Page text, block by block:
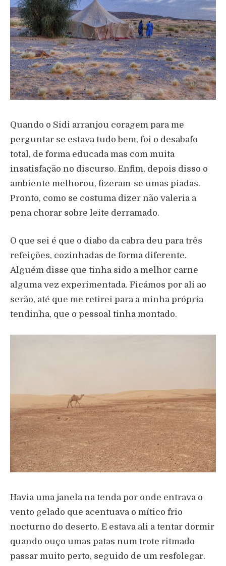
Quando o Sidi arranjou coragem para me
perguntar se estava tudo bem, foi o desabafo
total, de forma educada mas com muita
insatisfação no discurso. Enfim, depois disso o
ambiente melhorou, fizeram-se umas piadas.
Pronto, como se costuma dizer não valeria a
pena chorar sobre leite derramado.
O que sei é que o diabo da cabra deu para três
refeições, cozinhadas de forma diferente.
Alguém disse que tinha sido a melhor carne
alguma vez experimentada. Ficámos por ali ao
serão, até que me retirei para a minha própria
tendinha, que o pessoal tinha montado.
Havia uma janela na tenda por onde entrava o
vento gelado que acentuava o mítico frio
nocturno do deserto. E estava ali a tentar dormir
quando ouço umas patas num trote ritmado
passar muito perto, seguido de um resfolegar.